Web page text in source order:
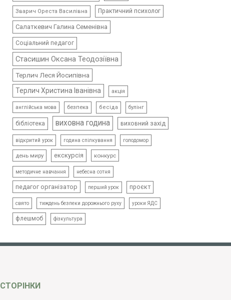
Зварич Ореста Василівна Практичний психолог
Салаткевич Галина Семенівна
Соціальний педагог
Стасишин Оксана Теодозіївна
Терлич Леся Йосипівна
Терлич Христина Іванівна
акція
англійська мова безпека бесіда булінг
бібліотека виховна година виховний захід
відкритий урок година спілкування голодомор
день миру екскурсія конкурс
методичне навчання небесна сотня
педагог організатор перший урок проєкт
свято тиждень безпеки дорожнього руху уроки ЯДС
флешмоб фізкультура
СТОРІНКИ